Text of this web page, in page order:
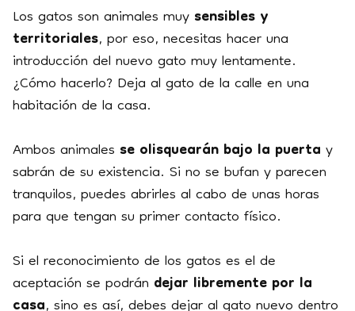
Los gatos son animales muysensibles y
territoriales, por eso, necesitas hacer una
introducción del nuevo gato muy lentamente.
¿Cómo hacerlo? Deja al gato de la calle en una
habitación de la casa.
Ambos animalesseolisquearán bajo la puertay
sabrán de su existencia. Si no se bufan y parecen
tranquilos, puedes abrirles al cabo de unas horas
para que tengan su primer contacto físico.
Si el reconocimiento de los gatos es el de
aceptación se podrándejar libremente por la